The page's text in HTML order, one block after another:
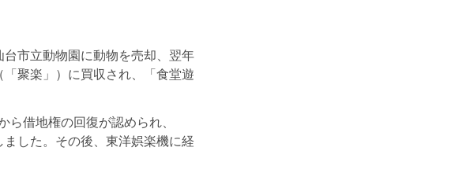
市立動物園に動物を売却、翌年
聚楽」）に買収され、「食堂遊
借地権の回復が認められ、
した。その後、東洋娯楽機に経